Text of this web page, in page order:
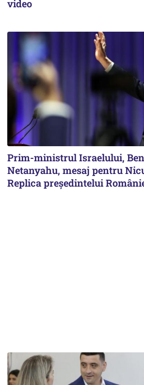
video
Prim-ministrul Israelului,
Netanyahu, mesaj pentru
Replica președintelui